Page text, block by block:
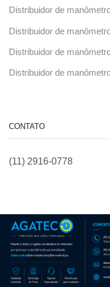
Distribuidor de
Distribuidor de
Distribuidor de
Distribuidor de
CONTATO
(11) 2916-0778